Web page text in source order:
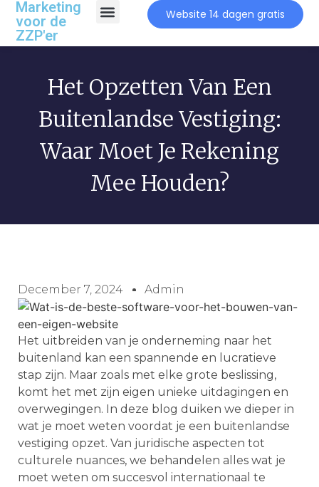
Marketing
voor de
ZZP'er
Website 14 dagen gratis
Het Opzetten Van Een
Buitenlandse Vestiging:
Waar Moet Je Rekening
Mee Houden?
December 7, 2024 Admin
Het uitbreiden van je onderneming naar het
buitenland kan een spannende en lucratieve
stap zijn. Maar zoals met elke grote beslissing,
komt het met zijn eigen unieke uitdagingen en
overwegingen. In deze blog duiken we dieper in
wat je moet weten voordat je een buitenlandse
vestiging opzet. Van juridische aspecten tot
culturele nuances, we behandelen alles wat je
moet weten om succesvol internationaal te